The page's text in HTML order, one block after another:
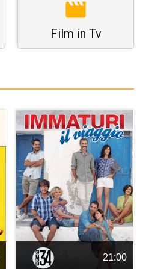
Film in Tv
21:00